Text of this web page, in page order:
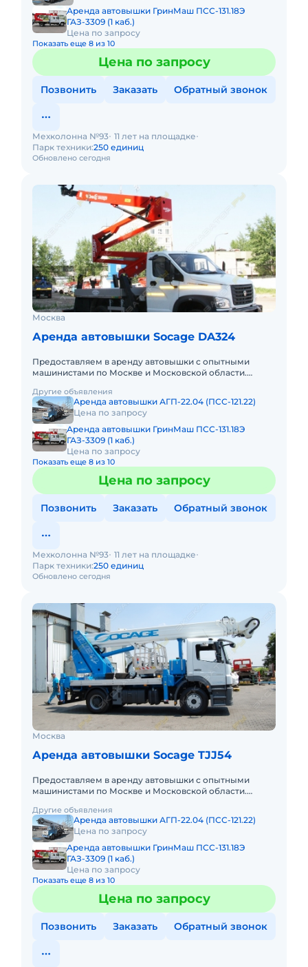
Аренда автовышки ГринМаш ПСС-131.18Э
ГАЗ-3309 (1 каб.)
Цена по запросу
Показать еще 8 из 10
Цена по запросу
Позвонить Заказать Обратный звонок
Обновлено сегодня
Мехколонна №93 11 лет на площадке
Парк техники:250 единиц
Москва
Аренда автовышки Socage DA324
Предоставляем в аренду автовышки с опытными
машинистами по Москве и Московской области.
(почасовой, посменный) При
Другие объявления
Аренда автовышки АГП-22.04 (ПСС-121.22)
Цена по запросу
Аренда автовышки ГринМаш ПСС-131.18Э
ГАЗ-3309 (1 каб.)
Цена по запросу
Показать еще 8 из 10
Цена по запросу
Позвонить Заказать Обратный звонок
Обновлено сегодня
Мехколонна №93 11 лет на площадке
Парк техники:250 единиц
Москва
Аренда автовышки Socage TJJ54
Предоставляем в аренду автовышки с опытными
машинистами по Москве и Московской области.
(почасовой, посменный). Пр
Другие объявления
Аренда автовышки АГП-22.04 (ПСС-121.22)
Цена по запросу
Аренда автовышки ГринМаш ПСС-131.18Э
ГАЗ-3309 (1 каб.)
Цена по запросу
Показать еще 8 из 10
Цена по запросу
Позвонить Заказать Обратный звонок